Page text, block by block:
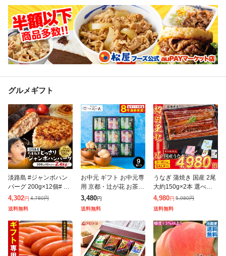
グルメギフト
淡路島 #ジャンボハン
バーグ 200g×12個# 送
料無料 今井ファーム 国
産 安心安全 産地直送
冷凍 無添加 ギフト プ
レ
4,302円 4,780円
送料無料
お中元 ギフト お中元専
用 京都・辻が花 お茶漬
最中&お吸い物 最中詰
合せ YTー30 LTDU 送
料無料 贈答品 贈り物
詰
3,480円
送料無料
うなぎ 蒲焼き 国産 2尾
大約150g×2本 選べる
送料無料 鹿児島県産 冷
凍便 鰻 ウナギ かば焼
き 山椒たれ付き ギフト
4,980円 5,980円
送料無料